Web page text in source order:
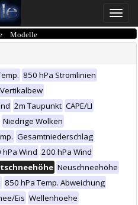
Toggle
850 hPa Stromlinien
2m Taupunkt CAPE/LI
Niedrige Wolken
Gesamtniederschlag
hPa Wind 200 hPa Wind
Neuschneehöhe
850 hPa Temp. Abweichung
Eis Wellenhoehe